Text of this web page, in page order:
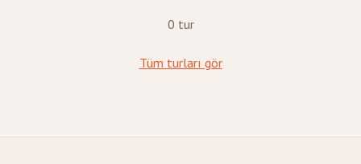
0 tur
Tüm turları gör